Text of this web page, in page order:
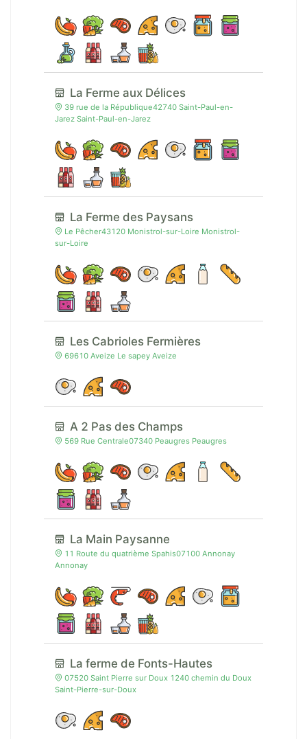
La Ferme aux Délices
39 rue de la République42740 Saint-Paul-en-
Jarez Saint-Paul-en-Jarez
La Ferme des Paysans
Le Pêcher43120 Monistrol-sur-Loire Monistrol-
sur-Loire
Les Cabrioles Fermières
69610 Aveize Le sapey Aveize
A 2 Pas des Champs
569 Rue Centrale07340 Peaugres Peaugres
La Main Paysanne
11 Route du quatrième Spahis07100 Annonay
Annonay
La ferme de Fonts-Hautes
07520 Saint Pierre sur Doux 1240 chemin du Doux
Saint-Pierre-sur-Doux